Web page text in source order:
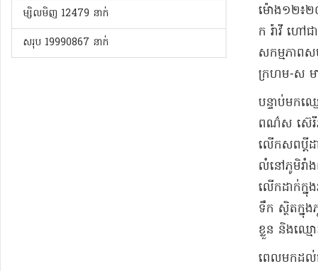
ម្សិលមិញ 12479 នាក់
សរុប 19990867 នាក់
ម៉ោង​១២៖២០​
ក រ៉ាវី ហៅ​ជ
សកម្មភាព​
ក្រហម​-​ស ម
បន្ទាប់មក​
ពណ៌​ស ស៊េរី​ឆ្
លើកសព​ប្តី​ដ
លំនៅ​ភូមិ​រាំ
លើកដាក់​ក្នុ
ទឹក ស្ថិតក្នុ
ខ្លួន និង​ឈ្ម
ពេលមកដល់​